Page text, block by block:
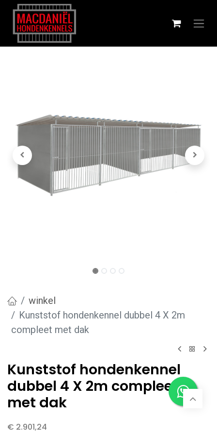
winkel
Kunststof hondenkennel dubbel 4 X 2m
compleet met dak
Kunststof hondenkennel
dubbel 4 X 2m compleet
met dak
€ 2.901,24